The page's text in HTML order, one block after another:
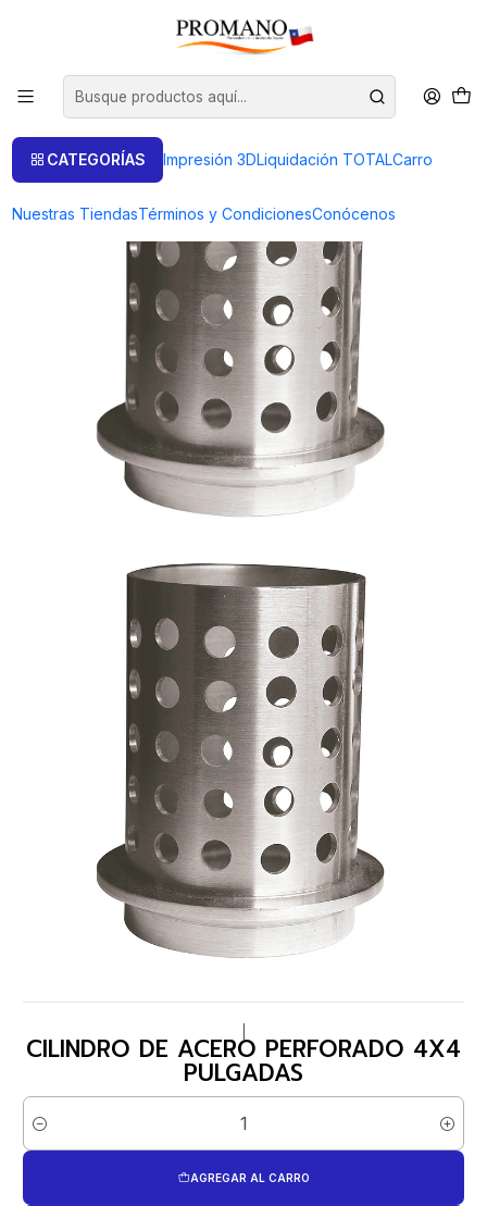
CATEGORÍAS Impresión 3DLiquidación TOTALCarro
Nuestras TiendasTérminos y CondicionesConócenos
Liquidación TOTAL
CILINDRO DE ACERO PERFORADO 4X4 PULGADAS
CILINDRO DE ACERO PERFORADO 4X4
PULGADAS
Cantidad
AGREGAR AL CARRO